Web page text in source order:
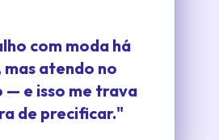
mas atendo no
— e isso me trava
de precificar."